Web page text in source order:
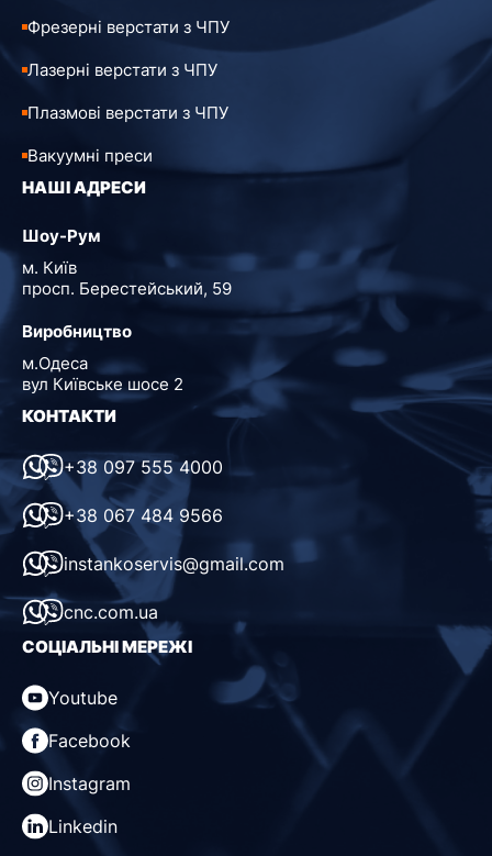
Фрезерні верстати з ЧПУ
Лазерні верстати з ЧПУ
Плазмові верстати з ЧПУ
Вакуумні преси
НАШІ АДРЕСИ
Шоу-Рум
м. Київ
просп. Берестейський, 59
Виробництво
м.Одеса
вул Київське шосе 2
КОНТАКТИ
+38 097 555 4000
+38 067 484 9566
instankoservis@gmail.com
cnc.com.ua
СОЦІАЛЬНІ МЕРЕЖІ
Youtube
Facebook
Instagram
Linkedin